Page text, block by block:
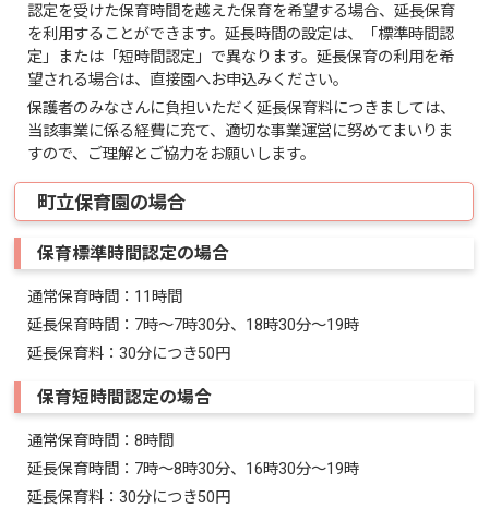
認定を受けた保育時間を越えた保育を希望する場合、延長保育
を利用することができます。延長時間の設定は、「標準時間認
定」または「短時間認定」で異なります。延長保育の利用を希
望される場合は、直接園へお申込みください。
保護者のみなさんに負担いただく延長保育料につきましては、
当該事業に係る経費に充て、適切な事業運営に努めてまいりま
すので、ご理解とご協力をお願いします。
町立保育園の場合
保育標準時間認定の場合
通常保育時間：11時間
延長保育時間：7時～7時30分、18時30分～19時
延長保育料：30分につき50円
保育短時間認定の場合
通常保育時間：8時間
延長保育時間：7時～8時30分、16時30分～19時
延長保育料：30分につき50円